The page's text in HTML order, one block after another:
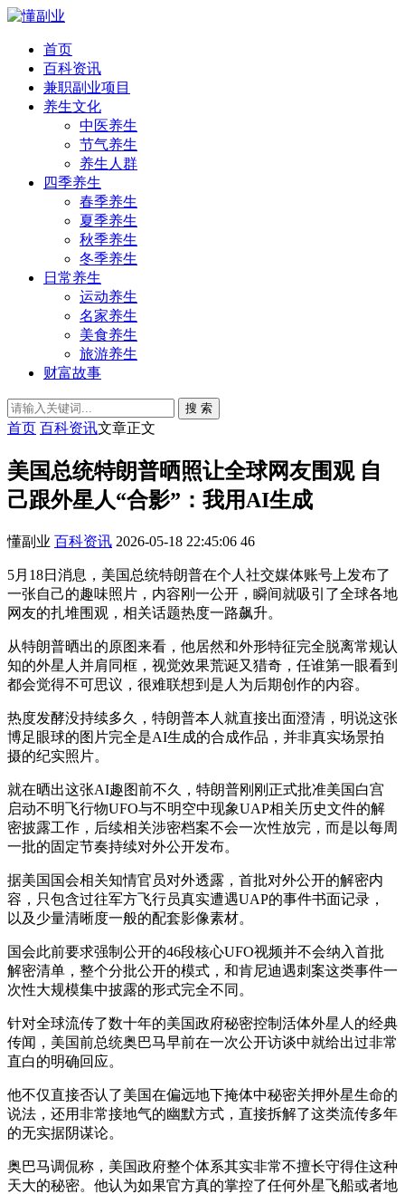
首页
百科资讯
兼职副业项目
养生文化
中医养生
节气养生
养生人群
四季养生
春季养生
夏季养生
秋季养生
冬季养生
日常养生
运动养生
名家养生
美食养生
旅游养生
财富故事
搜 索
首页 百科资讯文章正文
美国总统特朗普晒照让全球网友围观 自
己跟外星人“合影”：我用AI生成
懂副业 百科资讯 2026-05-18 22:45:06 46
5月18日消息，美国总统特朗普在个人社交媒体账号上发布了
一张自己的趣味照片，内容刚一公开，瞬间就吸引了全球各地
网友的扎堆围观，相关话题热度一路飙升。
从特朗普晒出的原图来看，他居然和外形特征完全脱离常规认
知的外星人并肩同框，视觉效果荒诞又猎奇，任谁第一眼看到
都会觉得不可思议，很难联想到是人为后期创作的内容。
热度发酵没持续多久，特朗普本人就直接出面澄清，明说这张
博足眼球的图片完全是AI生成的合成作品，并非真实场景拍
摄的纪实照片。
就在晒出这张AI趣图前不久，特朗普刚刚正式批准美国白宫
启动不明飞行物UFO与不明空中现象UAP相关历史文件的解
密披露工作，后续相关涉密档案不会一次性放完，而是以每周
一批的固定节奏持续对外公开发布。
据美国国会相关知情官员对外透露，首批对外公开的解密内
容，只包含过往军方飞行员真实遭遇UAP的事件书面记录，
以及少量清晰度一般的配套影像素材。
国会此前要求强制公开的46段核心UFO视频并不会纳入首批
解密清单，整个分批公开的模式，和肯尼迪遇刺案这类事件一
次性大规模集中披露的形式完全不同。
针对全球流传了数十年的美国政府秘密控制活体外星人的经典
传闻，美国前总统奥巴马早前在一次公开访谈中就给出过非常
直白的明确回应。
他不仅直接否认了美国在偏远地下掩体中秘密关押外星生命的
说法，还用非常接地气的幽默方式，直接拆解了这类流传多年
的无实据阴谋论。
奥巴马调侃称，美国政府整个体系其实非常不擅长守得住这种
天大的秘密。他认为如果官方真的掌控了任何外星飞船或者地